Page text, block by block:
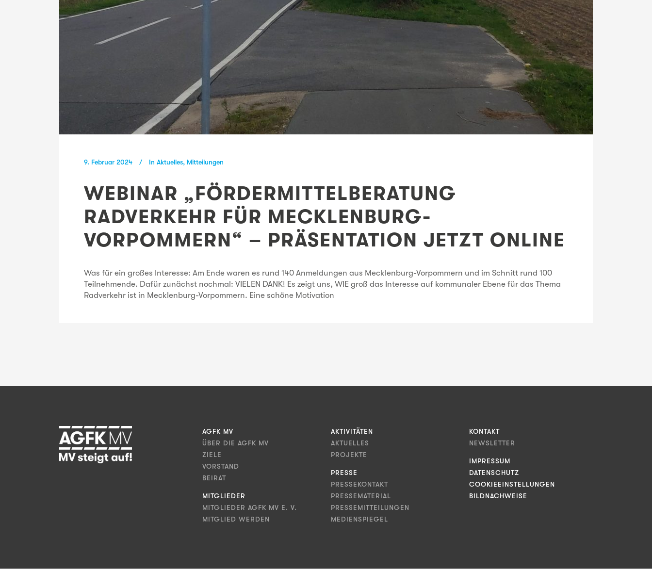
9. Februar 2024 In Aktuelles, Mitteilungen
WEBINAR „FÖRDERMITTELBERATUNG
RADVERKEHR FÜR MECKLENBURG-
VORPOMMERN“ – PRÄSENTATION JETZT ONLINE
Was für ein großes Interesse: Am Ende waren es rund 140 Anmeldungen aus Mecklenburg-Vorpommern und im Schnitt rund 100
Teilnehmende. Dafür zunächst nochmal: VIELEN DANK! Es zeigt uns, WIE groß das Interesse auf kommunaler Ebene für das Thema
Radverkehr ist in Mecklenburg-Vorpommern. Eine schöne Motivation
AGFK MV
ÜBER DIE AGFK MV
ZIELE
VORSTAND
BEIRAT
MITGLIEDER
MITGLIEDER AGFK MV E. V.
MITGLIED WERDEN
AKTIVITÄTEN
AKTUELLES
PROJEKTE
PRESSE
PRESSEKONTAKT
PRESSEMATERIAL
PRESSEMITTEILUNGEN
MEDIENSPIEGEL
KONTAKT
NEWSLETTER
IMPRESSUM
DATENSCHUTZ
COOKIEEINSTELLUNGEN
BILDNACHWEISE